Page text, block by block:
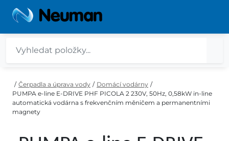
/ Čerpadla a úprava vody / Domácí vodárny /
PUMPA e-line E-DRIVE PHF PICOLA 2 230V, 50Hz, 0,58kW in-line
automatická vodárna s frekvenčním měničem a permanentními
magnety